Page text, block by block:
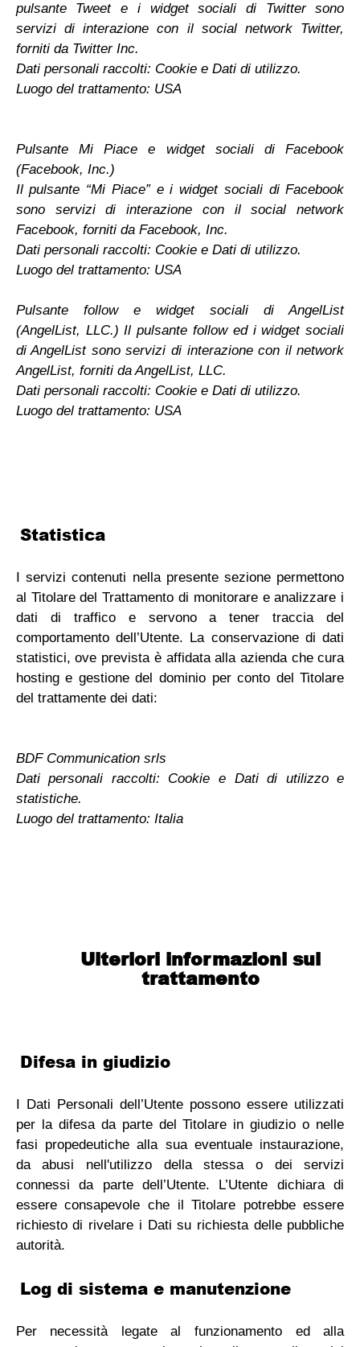
pulsante Tweet e i widget sociali di Twitter sono
servizi di interazione con il social network Twitter,
forniti da Twitter Inc.
Dati personali raccolti: Cookie e Dati di utilizzo.
Luogo del trattamento: USA
Pulsante Mi Piace e widget sociali di Facebook
(Facebook, Inc.)
Il pulsante “Mi Piace” e i widget sociali di Facebook
sono servizi di interazione con il social network
Facebook, forniti da Facebook, Inc.
Dati personali raccolti: Cookie e Dati di utilizzo.
Luogo del trattamento: USA
Pulsante follow e widget sociali di AngelList
(AngelList, LLC.) Il pulsante follow ed i widget sociali
di AngelList sono servizi di interazione con il network
AngelList, forniti da AngelList, LLC.
Dati personali raccolti: Cookie e Dati di utilizzo.
Luogo del trattamento: USA
Statistica
I servizi contenuti nella presente sezione permettono
al Titolare del Trattamento di monitorare e analizzare i
dati di traffico e servono a tener traccia del
comportamento dell’Utente. La conservazione di dati
statistici, ove prevista è affidata alla azienda che cura
hosting e gestione del dominio per conto del Titolare
del trattamente dei dati:
BDF Communication srls
Dati personali raccolti: Cookie e Dati di utilizzo e
statistiche.
Luogo del trattamento: Italia
Ulteriori informazioni sul
trattamento
Difesa in giudizio
I Dati Personali dell’Utente possono essere utilizzati
per la difesa da parte del Titolare in giudizio o nelle
fasi propedeutiche alla sua eventuale instaurazione,
da abusi nell'utilizzo della stessa o dei servizi
connessi da parte dell’Utente. L’Utente dichiara di
essere consapevole che il Titolare potrebbe essere
richiesto di rivelare i Dati su richiesta delle pubbliche
autorità.
Log di sistema e manutenzione
Per necessità legate al funzionamento ed alla